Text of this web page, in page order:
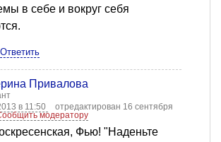
в себе и вокруг себя
Ответить
Привалова
в 11:50
отредактирован 16 сентября
модератору
Фью! "Наденьте